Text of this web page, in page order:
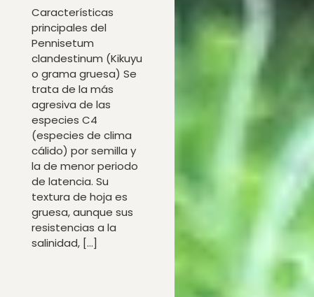
Características
principales del
Pennisetum
clandestinum (Kikuyu
o grama gruesa) Se
trata de la más
agresiva de las
especies C4
(especies de clima
cálido) por semilla y
la de menor periodo
de latencia. Su
textura de hoja es
gruesa, aunque sus
resistencias a la
salinidad, […]